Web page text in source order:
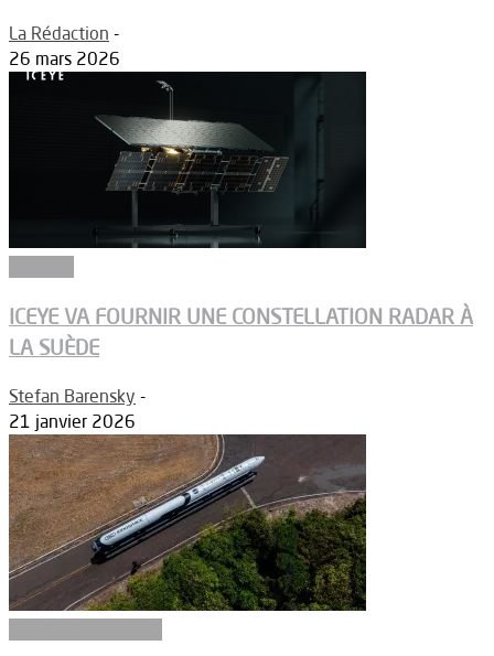
La Rédaction -
26 mars 2026
ICEYE VA FOURNIR UNE CONSTELLATION RADAR À
LA SUÈDE
Stefan Barensky -
21 janvier 2026